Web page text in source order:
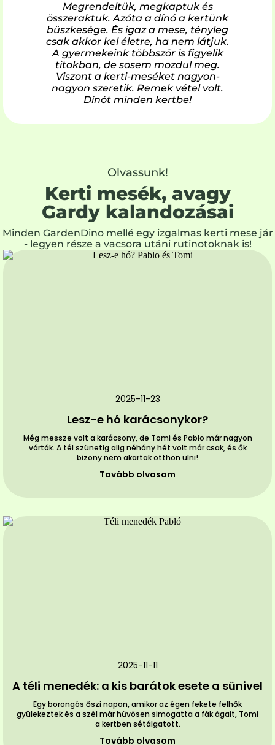
Megrendeltük, megkaptuk és
összeraktuk. Azóta a dínó a kertünk
büszkesége. És igaz a mese, tényleg
csak akkor kel életre, ha nem látjuk.
A gyermekeink többször is figyelik
titokban, de sosem mozdul meg.
Viszont a kerti-meséket nagyon-
nagyon szeretik. Remek vétel volt.
Dínót minden kertbe!
Olvassunk!
Kerti mesék, avagy
Gardy kalandozásai
Minden GardenDino mellé egy izgalmas kerti mese jár
- legyen része a vacsora utáni rutinotoknak is!
2025-11-23
Lesz-e hó karácsonykor?
Még messze volt a karácsony, de Tomi és Pablo már nagyon
várták. A tél szünetig alig néhány hét volt már csak, és ők
bizony nem akartak otthon ülni!
Tovább olvasom
2025-11-11
A téli menedék: a kis barátok esete a sünivel
Egy borongós őszi napon, amikor az égen fekete felhők
gyülekeztek és a szél már hűvösen simogatta a fák ágait, Tomi
a kertben sétálgatott.
Tovább olvasom